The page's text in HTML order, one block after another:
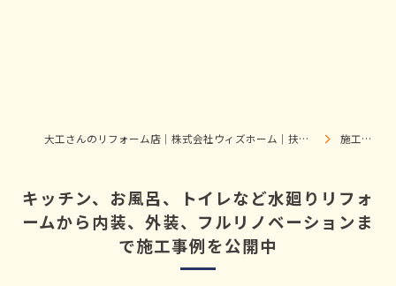
大工さんのリフォーム店｜株式会社ウィズホーム｜扶桑・犬山 施工事例
キッチン、お風呂、トイレなど水廻りリフォ
ームから内装、外装、フルリノベーションま
で施工事例を公開中